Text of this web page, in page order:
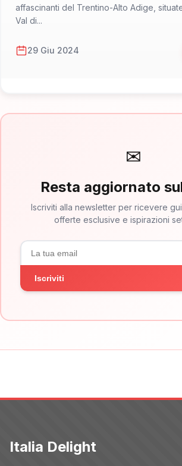
affascinanti del Trentino-Alto Adige,
Val di...
29 Giu 2024
✉
Resta aggiornato
Iscriviti alla newsletter per ricevere
offerte esclusive e ispirazioni
Iscriviti
Italia Delight